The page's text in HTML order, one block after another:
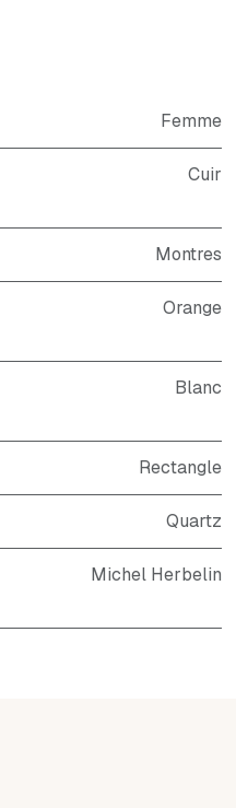
Femme
Cuir
Montres
Orange
Blanc
Rectangle
Quartz
Michel Herbelin